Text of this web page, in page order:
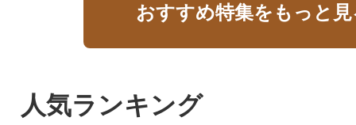
おすすめ特集をもっと
人気ランキング